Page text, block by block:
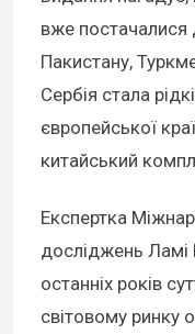
вже постачалися
Пакистану,
Сербія стала
європейської
китайський
Експертка
досліджень Ламі
останніх років
світовому ринку